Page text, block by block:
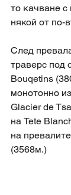
то качване с
някой от по-
След
траверс под
Bouqetins
монотонно
Glacier de
на Tete
на
(3568м.)